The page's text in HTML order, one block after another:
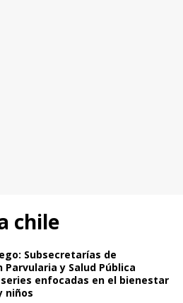
chile
Subsecretarías de
Parvularia y Salud Pública
enfocadas en el bienestar
niños